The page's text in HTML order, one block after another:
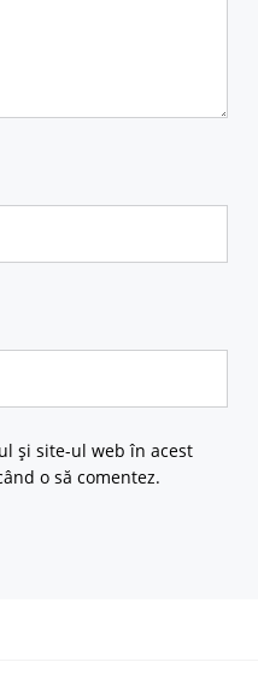
și site-ul web în acest
o să comentez.